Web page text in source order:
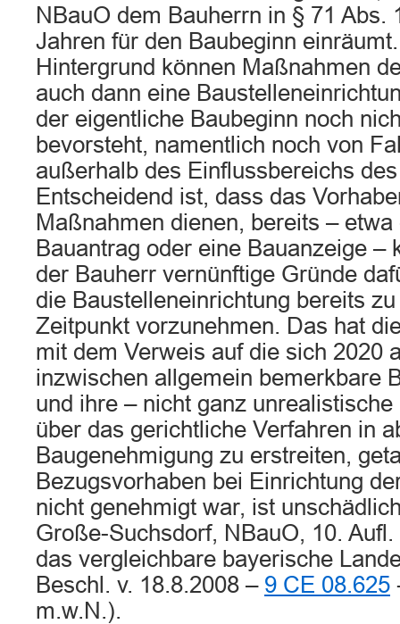
NBauO dem Bauherrn in § 71 Abs.
Jahren für den Baubeginn
Hintergrund können Maßnahmen
auch dann eine
der eigentliche Baubeginn noch
bevorsteht, namentlich noch von
außerhalb des Einflussbereichs
Entscheidend ist, dass das
Maßnahmen dienen, bereits –
Bauantrag oder eine Bauanzeige –
der Bauherr vernünftige Gründe
die Baustelleneinrichtung bereits
Zeitpunkt vorzunehmen. Das hat
mit dem Verweis auf die sich 2020
inzwischen allgemein bemerkbare
und ihre – nicht ganz
über das gerichtliche Verfahren in
Baugenehmigung zu erstreiten,
Bezugsvorhaben bei Einrichtung
nicht genehmigt war, ist
Große-Suchsdorf, NBauO, 10.
das vergleichbare bayerische
Beschl. v. 18.8.2008 – 9 CE 08.625
m.w.N.).